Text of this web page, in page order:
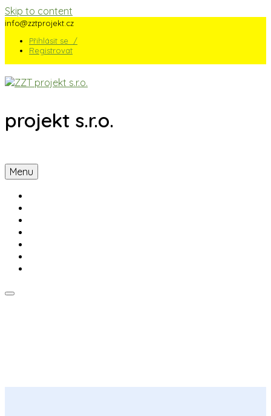
Skip to content
info@zztprojekt.cz
Přihlásit se /
Registrovat
projekt s.r.o.
Menu